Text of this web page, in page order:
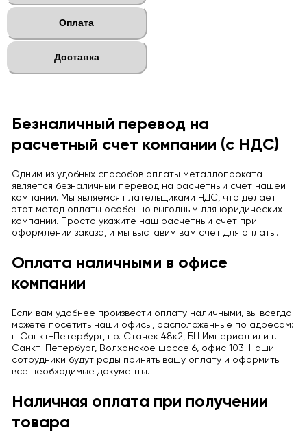
Оплата
Доставка
Безналичный перевод на
расчетный счет компании (с НДС)
Одним из удобных способов оплаты металлопроката
является безналичный перевод на расчетный счет нашей
компании. Мы являемся плательщиками НДС, что делает
этот метод оплаты особенно выгодным для юридических
компаний. Просто укажите наш расчетный счет при
оформлении заказа, и мы выставим вам счет для оплаты.
Оплата наличными в офисе
компании
Если вам удобнее произвести оплату наличными, вы всегда
можете посетить наши офисы, расположенные по адресам:
г. Санкт-Петербург, пр. Стачек 48к2, БЦ Империал или г.
Санкт-Петербург, Волхонское шоссе 6, офис 103. Наши
сотрудники будут рады принять вашу оплату и оформить
все необходимые документы.
Наличная оплата при получении
товара